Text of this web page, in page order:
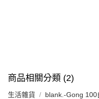
商品相關分類 (2)
生活雜貨 blank.-Gong 100